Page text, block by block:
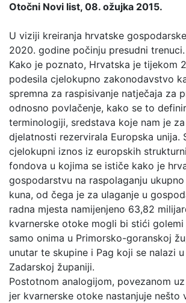
Otočni Novi list, 08. ožujka 2015.
U viziji kreiranja hrvatske
2020. godine počinju presudni trenuci.
Kako je poznato, Hrvatska je tijekom
podesila cjelokupno zakonodavstvo
spremna za raspisivanje natječaja za
odnosno povlačenje, kako se to
terminologiji, sredstava koje nam je
djelatnosti rezervirala Europska unija.
cjelokupni iznos iz europskih
fondova u kojima se ističe kako je
gospodarstvu na raspolaganju
kuna, od čega je za ulaganje u
radna mjesta namijenjeno 63,82
kvarnerske otoke mogli bi stići
samo onima u Primorsko-goranskoj
unutar te skupine i Pag koji se nalazi
Zadarskoj županiji.
Postotnom analogijom, povezanom
jer kvarnerske otoke nastanjuje nešto